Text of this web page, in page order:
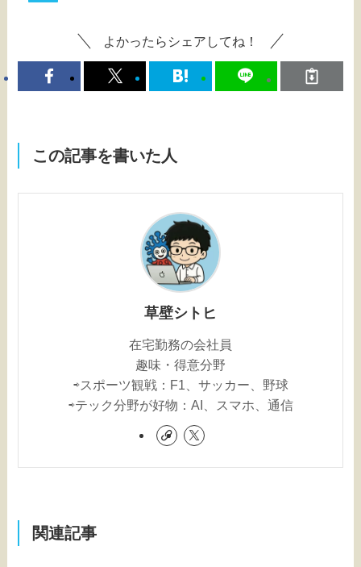
よかったらシェアしてね！
この記事を書いた人
草壁シトヒ
在宅勤務の会社員
趣味・得意分野
⇨スポーツ観戦：F1、サッカー、野球
⇨テック分野が好物：AI、スマホ、通信
関連記事